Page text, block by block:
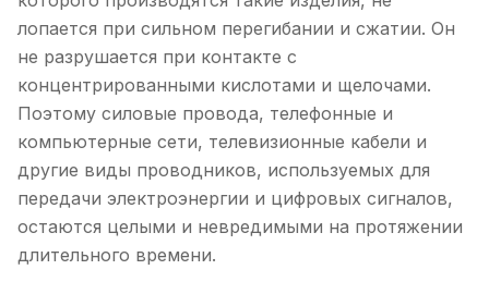
лопается при сильном перегибании и сжатии. Он
не разрушается при контакте с
концентрированными кислотами и щелочами.
Поэтому силовые провода, телефонные и
компьютерные сети, телевизионные кабели и
другие виды проводников, используемых для
передачи электроэнергии и цифровых сигналов,
остаются целыми и невредимыми на протяжении
длительного времени.